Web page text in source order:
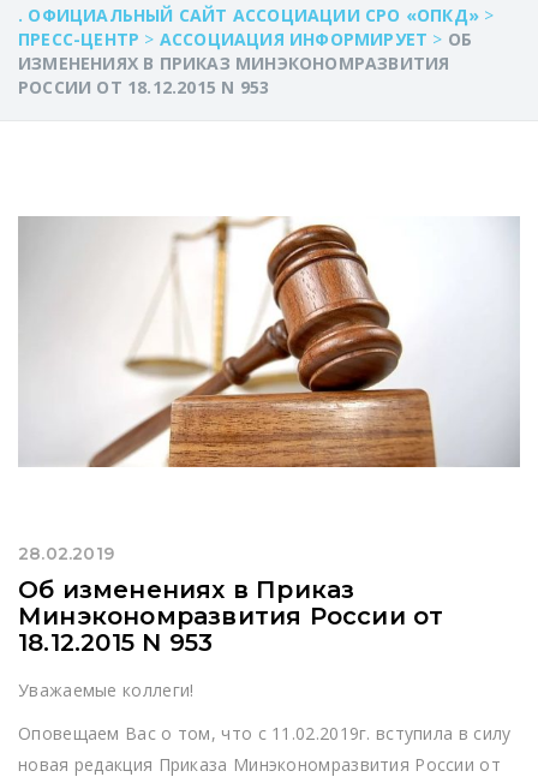
. ОФИЦИАЛЬНЫЙ САЙТ АССОЦИАЦИИ СРО «ОПКД» >
ПРЕСС-ЦЕНТР > АССОЦИАЦИЯ ИНФОРМИРУЕТ > ОБ
ИЗМЕНЕНИЯХ В ПРИКАЗ МИНЭКОНОМРАЗВИТИЯ
РОССИИ ОТ 18.12.2015 N 953
28.02.2019
Об изменениях в Приказ
Минэкономразвития России от
18.12.2015 N 953
Уважаемые коллеги!
Оповещаем Вас о том, что с 11.02.2019г. вступила в силу
новая редакция Приказа Минэкономразвития России от